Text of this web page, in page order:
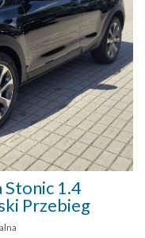
Stonic 1.4
Przebieg